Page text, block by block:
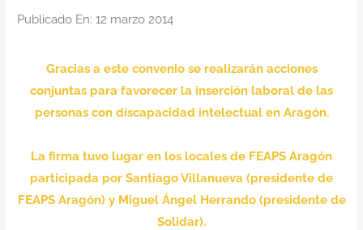
Publicado En: 12 marzo 2014
Gracias a este convenio se realizarán acciones
conjuntas para favorecer la inserción laboral de las
personas con discapacidad intelectual en Aragón.
La firma tuvo lugar en los locales de FEAPS Aragón
participada por Santiago Villanueva (presidente de
FEAPS Aragón) y Miguel Ángel Herrando (presidente de
Solidar).